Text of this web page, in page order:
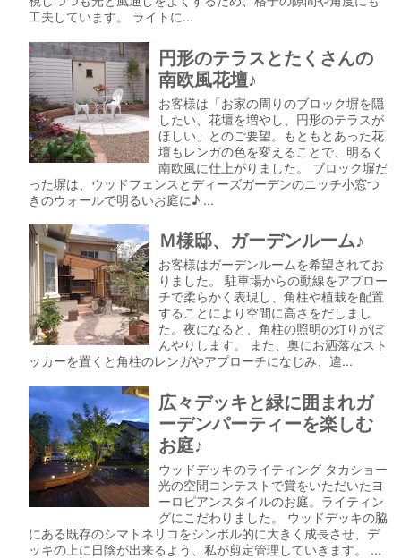
工夫しています。 ライトに...
円形のテラスとたくさんの
南欧風花壇♪
お客様は「お家の周りのブロック塀を隠
したい、花壇を増やし、円形のテラスが
ほしい」とのご要望。もともとあった花
壇もレンガの色を変えることで、明るく
南欧風に仕上がりました。 ブロック塀だ
った塀は、ウッドフェンスとディーズガーデンのニッチ小窓つ
きのウォールで明るいお庭に♪ ...
Ｍ様邸、ガーデンルーム♪
お客様はガーデンルームを希望されてお
りました。 駐車場からの動線をアプロー
チで柔らかく表現し、角柱や植栽を配置
することにより空間に高さをだしまし
た。夜になると、角柱の照明の灯りがぼ
んやりします。 また、奥にお洒落なスト
ッカーを置くと角柱のレンガやアプローチになじみ、違...
広々デッキと緑に囲まれガ
ーデンパーティーを楽しむ
お庭♪
ウッドデッキのライティング タカショー
光の空間コンテストで賞をいただいたヨ
ーロピアンスタイルのお庭。ライティン
グにこだわりました。 ウッドデッキの脇
にある既存のシマトネリコをシンボル的に大きく成長させ、デ
ッキの上に日陰が出来るよう、私が剪定管理していきます。 ...